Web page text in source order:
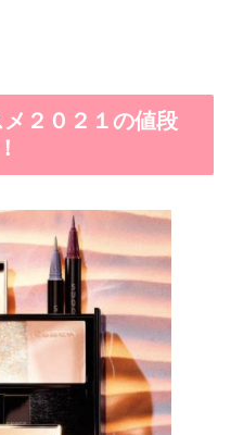
２０２１の値段